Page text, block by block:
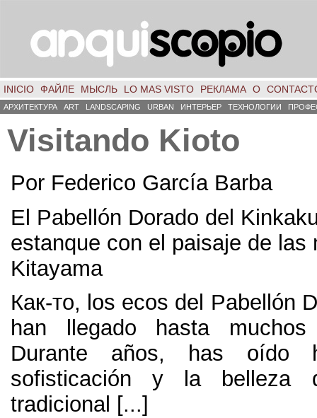
INICIO ФАЙЛЕ МЫСЛЬ LO MAS VISTO РЕКЛАМА О
АРХИТЕКТУРА ART LANDSCAPING URBAN ИНТЕРЬЕР ТЕХНОЛОГИИ
Visitando Kioto
Por Federico García Barba
El Pabellón Dorado del
estanque con el paisaje de las
Kitayama
Как-то, los ecos del Pabellón
han llegado hasta
Durante años,
has oído
sofisticación y la belleza
tradicional [...]